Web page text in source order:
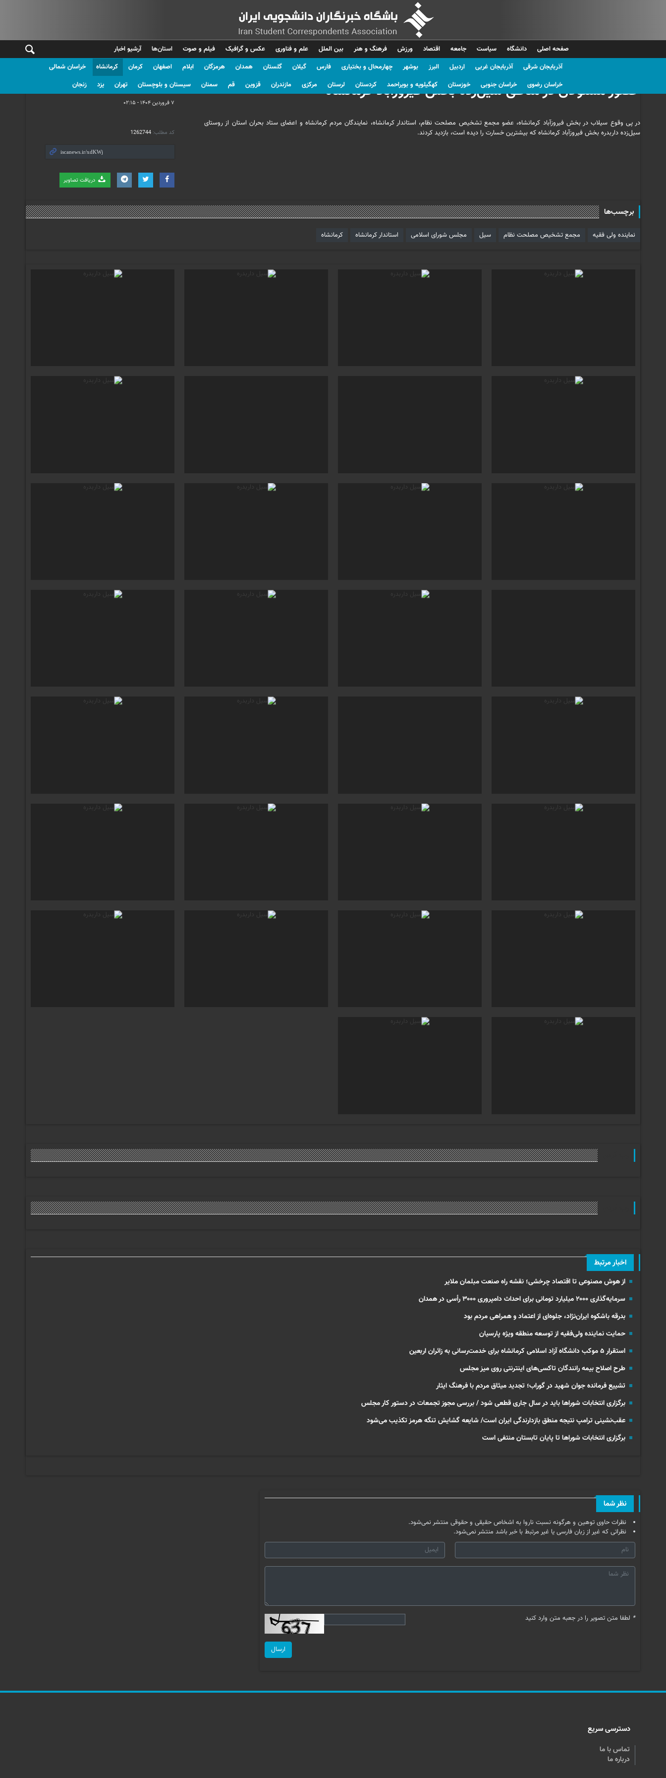
صفحه اصلی دانشگاه سیاست جامعه اقتصاد ورزش فرهنگ و هنر بین الملل علم و فناوری عکس و گرافیک فیلم و صوت
استان‌ها
آذربایجان شرقی
آذربایجان غربی اردبیل البرز بوشهر چهارمحال و بختیاری فارس گیلان گلستان همدان هرمزگان ایلام اصفهان کرمان کرمانشاه
خراسان شمالی
خراسان رضوی
خراسان جنوبی خوزستان کهگیلویه و بویراحمد کردستان لرستان مرکزی مازندران قزوین قم سمنان سیستان و بلوچستان تهران یزد زنجان
آرشیو اخبار
علی صادقچه
۷ فروردین ۱۴۰۴ - ۰۲:۱۵
کد مطلب: 1262744
دریافت تصاویر
حضور مسئولان در مناطق سیل‌زده بخش فیروزآباد کرمانشاه
در پی وقوع سیلاب در بخش فیروزآباد کرمانشاه، عضو مجمع تشخیص مصلحت نظام، استاندار کرمانشاه، نمایندگان مردم کرمانشاه و اعضای ستاد بحران استان از روستای
سیل‌زده داربدره بخش فیروزآباد کرمانشاه که بیشترین خسارت را دیده است، بازدید کردند.
برچسب‌ها
نماینده ولی فقیه مجمع تشخیص مصلحت نظام سیل مجلس شورای اسلامی استاندار کرمانشاه کرمانشاه
اخبار مرتبط
از هوش مصنوعی تا اقتصاد چرخشی؛ نقشه راه صنعت مبلمان ملایر
سرمایه‌گذاری ۲۰۰۰ میلیارد تومانی برای احداث دامپروری ۳۰۰۰ رأسی در همدان
بدرقه باشکوه ایران‌نژاد، جلوه‌ای از اعتماد و همراهی مردم بود
حمایت نماینده ولی‌فقیه از توسعه منطقه ویژه پارسیان
استقرار ۵ موکب دانشگاه آزاد اسلامی کرمانشاه برای خدمت‌رسانی به زائران اربعین
طرح اصلاح بیمه رانندگان تاکسی‌های اینترنتی روی میز مجلس
تشییع فرمانده جوان شهید در گوراب؛ تجدید میثاق مردم با فرهنگ ایثار
برگزاری انتخابات شوراها باید در سال جاری قطعی شود / بررسی مجوز تجمعات در دستور کار مجلس
عقب‌نشینی ترامپ نتیجه منطق بازدارندگی ایران است/ شایعه گشایش تنگه هرمز تکذیب می‌شود
برگزاری انتخابات شوراها تا پایان تابستان منتفی است
نظر شما
نظرات حاوی توهین و هرگونه نسبت ناروا به اشخاص حقیقی و حقوقی منتشر نمی‌شود.
نظراتی که غیر از زبان فارسی یا غیر مرتبط با خبر باشد منتشر نمی‌شود.
* لطفا متن تصویر را در جعبه متن وارد کنید
ارسال
دسترسی سریع
تماس با ما
درباره ما